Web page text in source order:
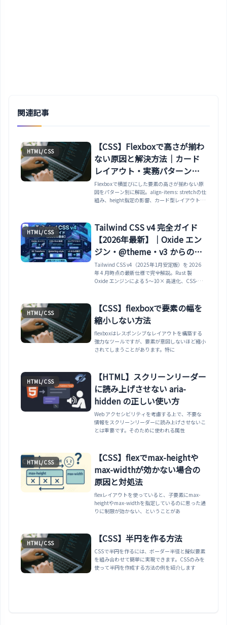
関連記事
HTML/CSS
【CSS】Flexboxで高さが揃わ
ない原因と解決方法｜カード
レイアウト・実務パターン付
き
Flexboxで横並びにした要素の高さが揃わない原
因をパターン別に解説。align-items: stretchの仕
組み、height指定の影響、カード型レイアウト、
ド・記事カード・料金プランの実務コード付き。
HTML/CSS
Tailwind CSS v4 完全ガイド
【2026年最新】｜Oxide エン
ジン・@theme・v3 からの移
行
Tailwind CSS v4（2025年1月安定版）を 2026
年 4 月時点の最新仕様で完全解説。Rust 製
Oxide エンジンによる 5〜10× 高速化、CSS-
@utility / @custom-variant / @layer / @apply
ディレクティブの使い方、自動コンテンツ検出、
ダイナミック utilities（grid-cols-15・mt-17 な
どの任意値が設定不要）、data 属性バリアン
ト、コンテナクエリ（@container / @sm: /
@max-md:）、3D Transform（rotate-x /
perspective）、拡張グラデーション（bg-linear-
ント、inset-shadow / field-sizing / color-
scheme などの新 utilities、Cascade Layers・
color-mix・Logical Properties の採用、Vite プ
ラグイン / PostCSS / CLI の 3 方式、v3 から v4
への npx @tailwindcss/upgrade 移行、落とし
穴まで網羅。
HTML/CSS
【CSS】flexboxで要素の幅を
縮小しない方法
flexboxはレスポンシブなレイアウトを構築する
強力なツールですが、要素が意図しないほど縮小
されてしまうことがあります。特に
HTML/CSS
【HTML】スクリーンリーダー
に読み上げさせない aria-
hidden の正しい使い方
Web アクセシビリティを考慮する上で、不要な
情報をスクリーンリーダーに読み上げさせないこ
とは重要です。そのために使われる属性
HTML/CSS
【CSS】flexでmax-heightや
max-widthが効かない場合の
原因と対処法
flexレイアウトを使っていると、子要素にmax-
heightやmax-widthを指定しているのに思った通
りに制限が効かない、ということがあ
HTML/CSS 【CSS】半円を作る方法
CSSで半円を作るには、ボーダー半径と擬似要素
を組み合わせて簡単に実現できます。CSSのみを
使って半円を作成する方法の例を紹介します